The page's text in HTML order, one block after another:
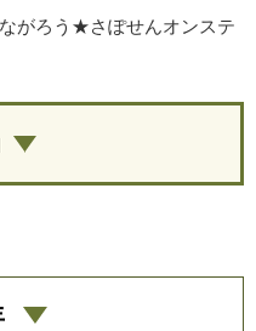
がろう★さぽせんオンステ